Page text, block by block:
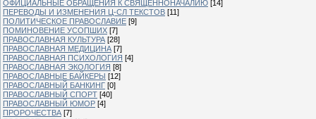
ОФИЦИАЛЬНЫЕ ОБРАЩЕНИЯ К СВЯЩЕННОНАЧАЛИЮ [14]
ПЕРЕВОДЫ И ИЗМЕНЕНИЯ Ц-СЛ ТЕКСТОВ [11]
ПОЛИТИЧЕСКОЕ ПРАВОСЛАВИЕ [9]
ПОМИНОВЕНИЕ УСОПШИХ [7]
ПРАВОСЛАВНАЯ КУЛЬТУРА [28]
ПРАВОСЛАВНАЯ МЕДИЦИНА [7]
ПРАВОСЛАВНАЯ ПСИХОЛОГИЯ [4]
ПРАВОСЛАВНАЯ ЭКОЛОГИЯ [8]
ПРАВОСЛАВНЫЕ БАЙКЕРЫ [12]
ПРАВОСЛАВНЫЙ БАНКИНГ [0]
ПРАВОСЛАВНЫЙ СПОРТ [40]
ПРАВОСЛАВНЫЙ ЮМОР [4]
ПРОРОЧЕСТВА [7]